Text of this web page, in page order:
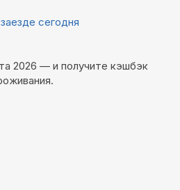
сегодня
2026 — и получите кэшбэк